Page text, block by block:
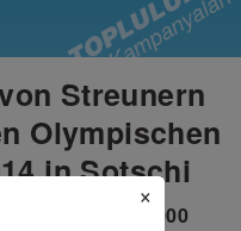
Streunern
Olympischen
in Sotschi
20.000
×